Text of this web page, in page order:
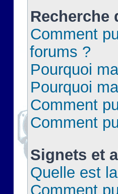
Recherche
Comment
forums ?
Pourquoi
Pourquoi
Comment
Comment
Signets et
Quelle est
Comment